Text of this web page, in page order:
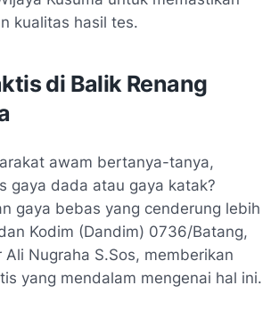
kualitas hasil tes.
di Balik Renang
awam bertanya-tanya,
gaya dada atau gaya katak?
gaya bebas yang cenderung lebih
Kodim (Dandim) 0736/Batang,
Ali Nugraha S.Sos, memberikan
yang mendalam mengenai hal ini.